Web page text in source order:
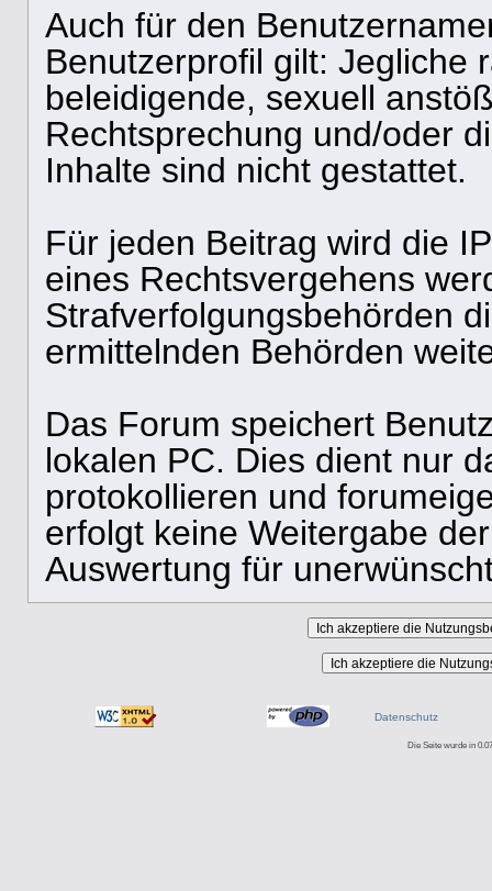
Auch für den
Benutzerprofil gilt: Jegliche
beleidigende, sexuell
Rechtsprechung und/oder
Inhalte sind nicht gestattet.
Für jeden Beitrag wird die
eines Rechtsvergehens
Strafverfolgungsbehörden
ermittelnden Behörden
Das Forum speichert
lokalen PC. Dies dient nur
protokollieren und
erfolgt keine Weitergabe
Auswertung für
Datenschutz
Die Seite wurde in